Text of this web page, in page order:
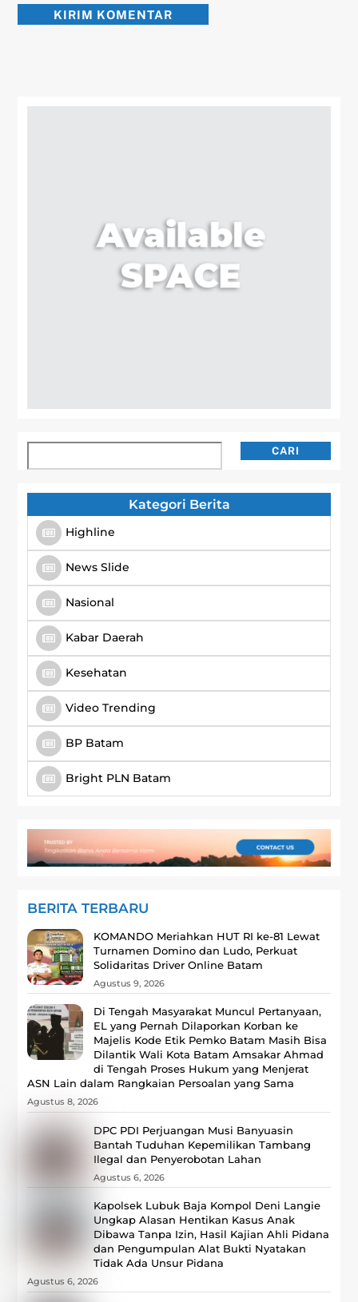
CARI
Kategori Berita
Highline
News Slide
Nasional
Kabar Daerah
Kesehatan
Video Trending
BP Batam
Bright PLN Batam
BERITA TERBARU
KOMANDO Meriahkan HUT RI ke-81 Lewat
Turnamen Domino dan Ludo, Perkuat
Solidaritas Driver Online Batam
Agustus 9, 2026
Di Tengah Masyarakat Muncul Pertanyaan,
EL yang Pernah Dilaporkan Korban ke
Majelis Kode Etik Pemko Batam Masih Bisa
Dilantik Wali Kota Batam Amsakar Ahmad
di Tengah Proses Hukum yang Menjerat
ASN Lain dalam Rangkaian Persoalan yang Sama
Agustus 8, 2026
DPC PDI Perjuangan Musi Banyuasin
Bantah Tuduhan Kepemilikan Tambang
Ilegal dan Penyerobotan Lahan
Agustus 6, 2026
Kapolsek Lubuk Baja Kompol Deni Langie
Ungkap Alasan Hentikan Kasus Anak
Dibawa Tanpa Izin, Hasil Kajian Ahli Pidana
dan Pengumpulan Alat Bukti Nyatakan
Tidak Ada Unsur Pidana
Agustus 6, 2026